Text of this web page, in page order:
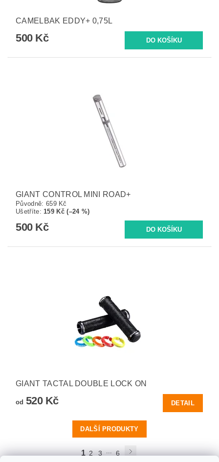
CAMELBAK EDDY+ 0,75L
500 Kč
GIANT CONTROL MINI ROAD+
Původně: 659 Kč
Ušetříte:159 Kč (–24 %)
500 Kč
GIANT TACTAL DOUBLE LOCK ON
od 520 Kč DETAIL
DALŠÍ PRODUKTY
1 2 3 6